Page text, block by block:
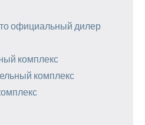
официальный дилер
комплекс
комплекс